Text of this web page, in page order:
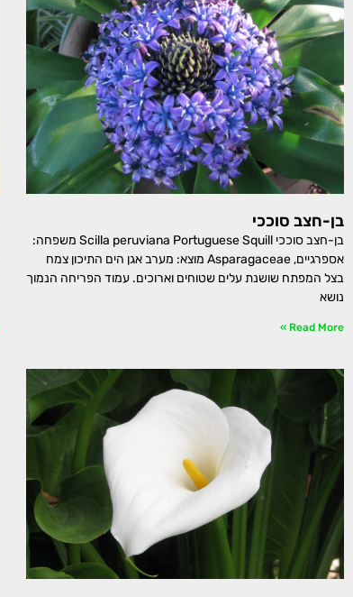
בן-חצב סוככי
בן-חצב סוככי Scilla peruviana Portuguese Squill משפחה:
אספרגיים, Asparagaceae מוצא: מערב אגן הים התיכון צמח
בצל המפתח שושנת עלים שטוחים וארוכים. עמוד הפריחה הנמוך
נושא
Read More »